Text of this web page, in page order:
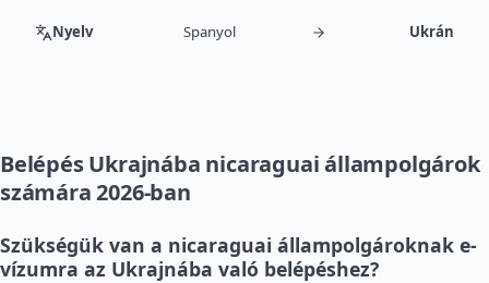
Nyelv Spanyol Ukrán
Belépés Ukrajnába nicaraguai állampolgárok
számára 2026-ban
Szükségük van a nicaraguai állampolgároknak e-
vízumra az Ukrajnába való belépéshez?